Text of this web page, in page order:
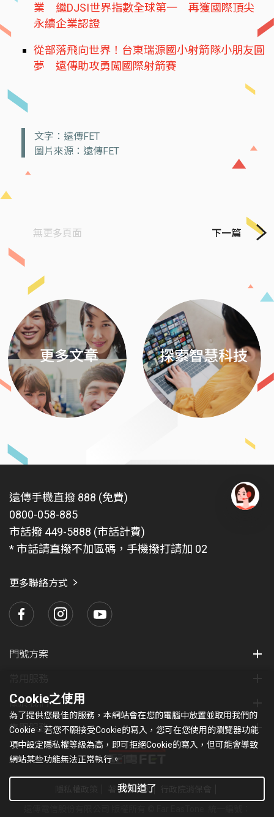
業 繼DJSI世界指數全球第一 再獲國際頂尖
永續企業認證
從部落飛向世界！台東瑞源國小射箭隊小朋友圓
夢 遠傳助攻勇闖國際射箭賽
文字：遠傳FET
圖片來源：遠傳FET
無更多頁面 下一篇
更多文章 探索智慧科技
遠傳手機直撥 888 (免費)
0800-058-885
市話撥 449-5888 (市話計費)
* 市話請直撥不加區碼，手機撥打請加 02
更多聯絡方式
門號方案
關於我們
集團服務
著作權條款
Cookie之使用
為了提供您最佳的服務，本網站會在您的電腦中放置並取用我們的
Cookie，若您不願接受Cookie的寫入，您可在您使用的瀏覽器功能
項中設定隱私權等級為高，即可拒絕Cookie的寫入，但可能會導致
網站某些功能無法正常執行。
我知道了